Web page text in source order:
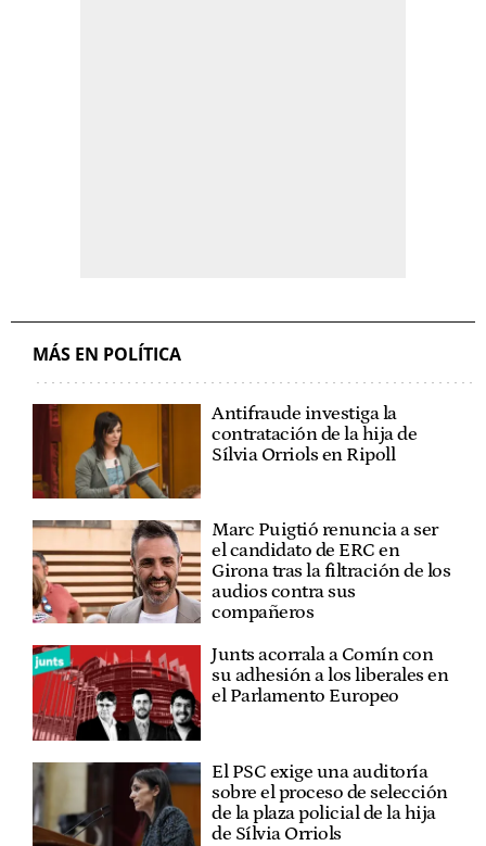
MÁS EN POLÍTICA
Antifraude investiga la
contratación de la hija de
Sílvia Orriols en Ripoll
Marc Puigtió renuncia a ser
el candidato de ERC en
Girona tras la filtración de los
audios contra sus
compañeros
Junts acorrala a Comín con
su adhesión a los liberales en
el Parlamento Europeo
El PSC exige una auditoría
sobre el proceso de selección
de la plaza policial de la hija
de Sílvia Orriols